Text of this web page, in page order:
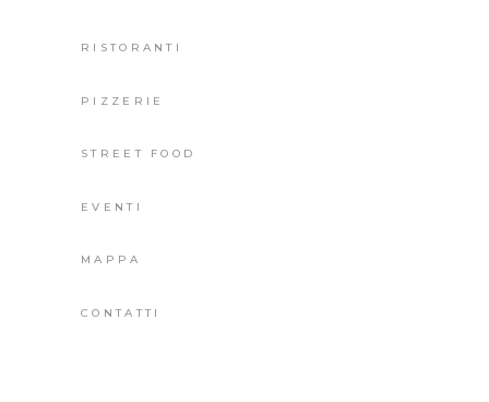
RISTORANTI
PIZZERIE
STREET FOOD
EVENTI
MAPPA
CONTATTI